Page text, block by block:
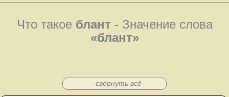
Что такое блант - Значение слова
«блант»
свернуть всё